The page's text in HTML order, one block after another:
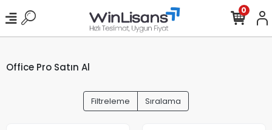
0
Office Pro Satın Al
Filtreleme Sıralama